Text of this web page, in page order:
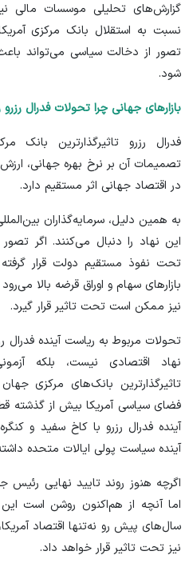
گزارش‌هایتحلیلی موسسات مالی
نسبت به استقلال بانک مرکزی
تصور از دخالت سیاسی می‌تواند
شود.
بازار‌های جهانی چرا تحولات فدرال
فدرال رزرو تاثیرگذارترین
تصمیمات آن بر نرخ بهره جهانی،
در اقتصاد جهانی اثر مستقیم دارد.
به همین دلیل، سرمایه‌گذاران
این نهاد را دنبال می‌کنند. اگر
تحت نفوذ مستقیم دولت قرار
بازار‌های سهام و اوراق قرضه بالا
نیز ممکن است تحت تاثیر قرار گیرد.
تحولات مربوط به ریاست آینده فدرال
نهاد اقتصادی نیست، بلکه
تاثیرگذارترین بانک‌های مرکزی
فضای سیاسی آمریکا بیش از گذشته
آینده فدرال رزرو با کاخ سفید و
آینده سیاست پولی ایالات متحده
اگرچه هنوز روند تایید نهایی رئیس
اما آنچه از هم‌اکنون روشن است
سال‌های پیش رو نه‌تنها اقتصاد
نیز تحت تاثیر قرار خواهد داد.